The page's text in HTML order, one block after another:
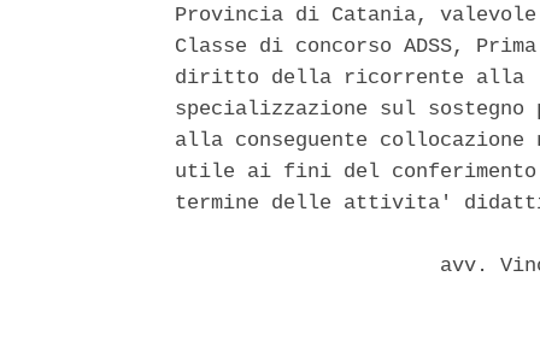
Provincia di Catania,
Classe di concorso ADSS,
diritto della ricorrente alla
specializzazione sul
alla conseguente
utile ai fini del
termine delle attivita'
avv.